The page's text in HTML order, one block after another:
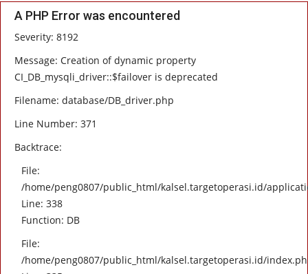
A PHP Error was encountered
Severity: 8192
Message: Creation of dynamic property
CI_DB_mysqli_driver::$failover is deprecated
Filename: database/DB_driver.php
Line Number: 371
Backtrace:
File:
/home/peng0807/public_html/kalsel.targetoperasi.id/
Line: 338
Function: DB
File:
/home/peng0807/public_html/kalsel.targetoperasi.id/